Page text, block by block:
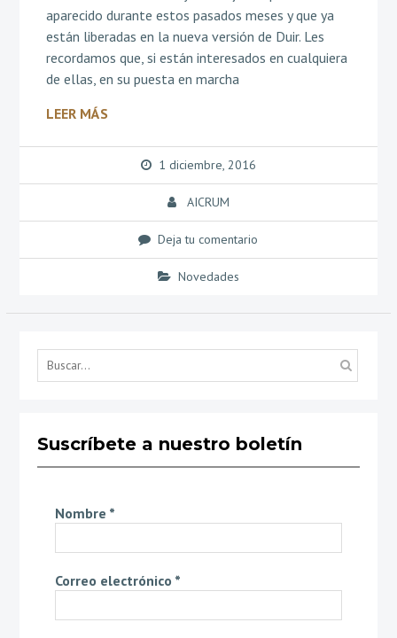
aparecido durante estos pasados meses y que ya
están liberadas en la nueva versión de Duir. Les
recordamos que, si están interesados en cualquiera
de ellas, en su puesta en marcha
LEER MÁS
1 diciembre, 2016
AICRUM
Deja tu comentario
Novedades
Suscríbete a nuestro boletín
Nombre *
Correo electrónico *